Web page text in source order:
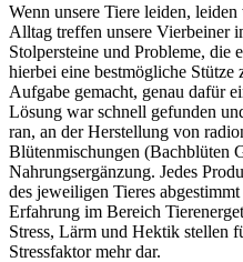
Wenn unsere Tiere leiden,
Alltag treffen unsere Vierbeiner
Stolpersteine und Probleme, die
hierbei eine bestmögliche Stütze
Aufgabe gemacht, genau dafür
Lösung war schnell gefunden
ran, an der Herstellung von
Blütenmischungen (Bachblüten
Nahrungsergänzung. Jedes
des jeweiligen Tieres
Erfahrung im Bereich
Stress, Lärm und Hektik stellen
Stressfaktor mehr dar.